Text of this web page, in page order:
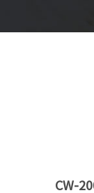
CW-